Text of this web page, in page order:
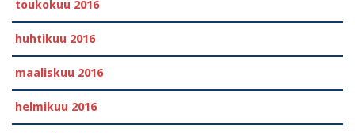
toukokuu 2016
huhtikuu 2016
maaliskuu 2016
helmikuu 2016